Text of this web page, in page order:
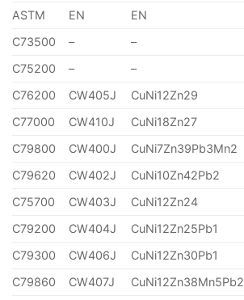
ASTM EN EN
C73500
– –
C75200
– –
C76200
CW405J CuNi12Zn29
C77000
CW410J CuNi18Zn27
C79800
CW400J CuNi7Zn39Pb3Mn2
C79620
CW402J CuNi10Zn42Pb2
C75700
CW403J CuNi12Zn24
C79200
CW404J CuNi12Zn25Pb1
C79300
CW406J CuNi12Zn30Pb1
C79860
CW407J CuNi12Zn38Mn5Pb2